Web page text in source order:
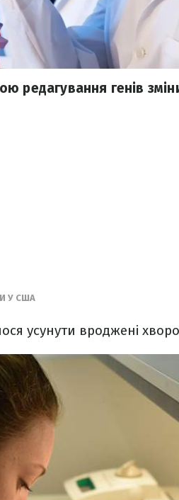
редагування генів
У США
усунути вроджені